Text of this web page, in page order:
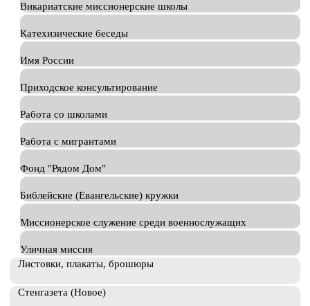
Викариатские миссионерские школы
Катехизические беседы
Имя России
Приходское консультирование
Работа со школами
Работа с мигрантами
Фонд "Рядом Дом"
Библейские (Евангельские) кружки
Миссионерское служение среди военнослужащих
Уличная миссия
Листовки, плакаты, брошюры
Стенгазета (Новое)